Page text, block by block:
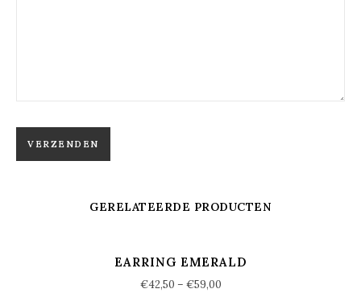
GERELATEERDE PRODUCTEN
EARRING EMERALD
€42,50 – €59,00